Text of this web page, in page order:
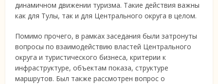
динамичном движении туризма. Такие действия важны
как для Тулы, так и для Центрального округа в целом.
Помимо прочего, в рамках заседания были затронуты
вопросы по взаимодействию властей Центрального
округа и туристического бизнеса, критерии к
инфраструктуре, объектам показа, структуре
маршрутов. Был также рассмотрен вопрос о